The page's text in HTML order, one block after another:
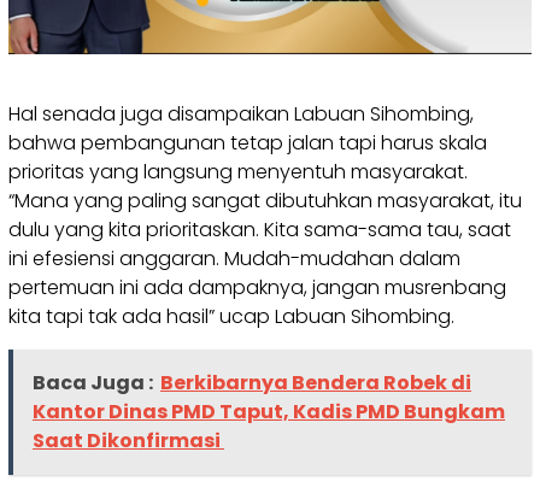
Hal senada juga disampaikan Labuan Sihombing,
bahwa pembangunan tetap jalan tapi harus skala
prioritas yang langsung menyentuh masyarakat.
“Mana yang paling sangat dibutuhkan masyarakat, itu
dulu yang kita prioritaskan. Kita sama-sama tau, saat
ini efesiensi anggaran. Mudah-mudahan dalam
pertemuan ini ada dampaknya, jangan musrenbang
kita tapi tak ada hasil” ucap Labuan Sihombing.
Baca Juga : Berkibarnya Bendera Robek di
Kantor Dinas PMD Taput, Kadis PMD Bungkam
Saat Dikonfirmasi